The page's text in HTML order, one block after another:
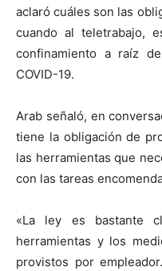
aclaró cuáles son las
cuando al teletrabajo,
confinamiento a raíz
COVID-19.
Arab señaló, en
tiene la obligación de
las herramientas que
con las tareas
«La ley es bastante
herramientas y los
provistos por